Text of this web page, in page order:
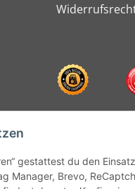
gestattest du den
Manager, Brevo,